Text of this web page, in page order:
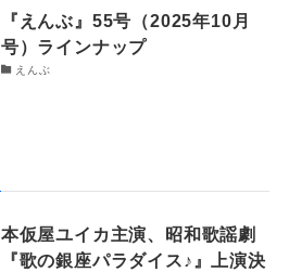
『えんぶ』55号（2025年10月
号）ラインナップ
えんぶ
本仮屋ユイカ主演、昭和歌謡劇
『歌の銀座パラダイス♪』上演決